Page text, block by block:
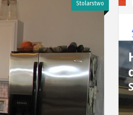
Stolarstwo